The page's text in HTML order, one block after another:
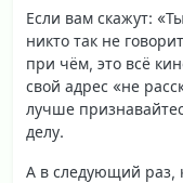
Если вам скажут:
никто так не
при чём, это всё
свой адрес «не
лучше
делу.
А в следующий раз,